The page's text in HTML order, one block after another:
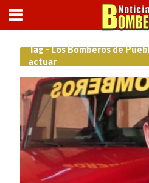
Tag - Los Bomberos de
actuar